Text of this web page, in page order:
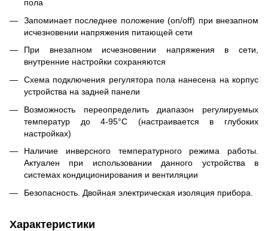
пола
Запоминает последнее положение (on/off) при внезапном
исчезновении напряжения питающей сети
При внезапном исчезновении напряжения в сети,
внутренние настройки сохраняются
Схема подключения регулятора пола нанесена на корпус
устройства на задней панели
Возможность переопределить диапазон регулируемых
температур до 4-95°С (настраивается в глубоких
настройках)
Наличие инверсного температурного режима работы.
Актуален при использовании данного устройства в
системах кондиционирования и вентиляции
Безопасность. Двойная электрическая изоляция прибора.
Характеристики